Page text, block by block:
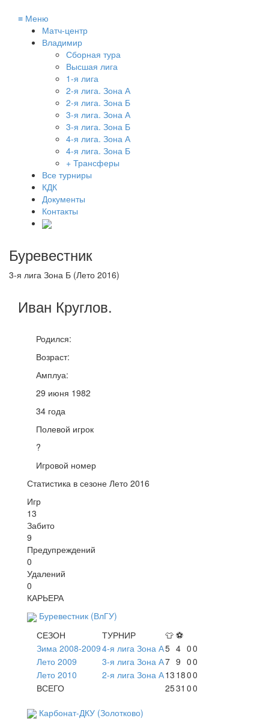
≡ Меню
Матч-центр
Владимир
Сборная тура
Высшая лига
1-я лига
2-я лига. Зона А
2-я лига. Зона Б
3-я лига. Зона А
3-я лига. Зона Б
4-я лига. Зона А
4-я лига. Зона Б
+ Трансферы
Все турниры
КДК
Документы
Контакты
Буревестник
3-я лига Зона Б (Лето 2016)
Иван Круглов.
Родился:
Возраст:
Амплуа:
29 июня 1982
34 года
Полевой игрок
?
Игровой номер
Статистика в сезоне Лето 2016
Игр
13
Забито
9
Предупреждений
0
Удалений
0
КАРЬЕРА
Буревестник (ВлГУ)
СЕЗОН
ТУРНИР 👕 ⚽
Зима 2008-20094-я лига Зона А5 4 00
Лето 2009
3-я лига Зона А7 9 00
Лето 2010
2-я лига Зона А13 1800
ВСЕГО
2531 00
Карбонат-ДКУ (Золотково)